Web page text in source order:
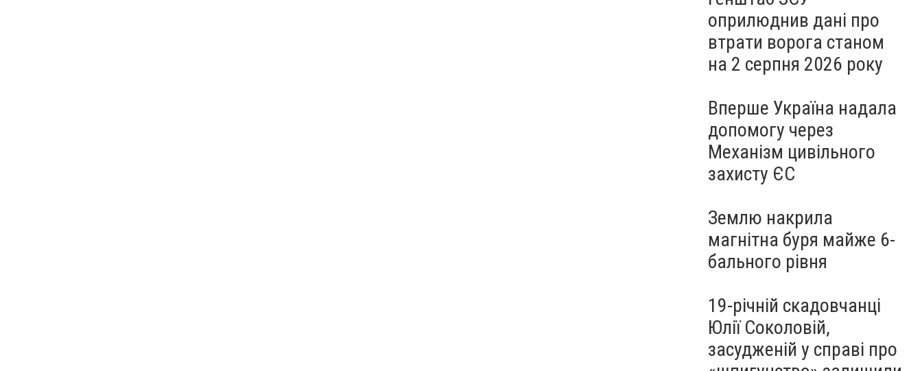
оприлюднив дані про
втрати ворога станом
на 2 серпня 2026 року
Вперше Україна надала
допомогу через
Механізм цивільного
захисту ЄС
Землю накрила
магнітна буря майже 6-
бального рівня
19-річній скадовчанці
Юлії Соколовій,
засудженій у справі про